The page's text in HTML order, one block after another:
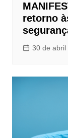
retorno
30 de abril